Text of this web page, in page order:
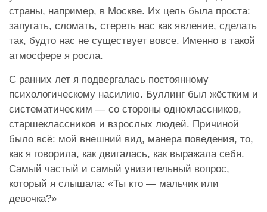
страны, например, в Москве. Их цель была проста:
запугать, сломать, стереть нас как явление, сделать
так, будто нас не существует вовсе. Именно в такой
атмосфере я росла.
С ранних лет я подвергалась постоянному
психологическому насилию. Буллинг был жёстким и
систематическим — со стороны одноклассников,
старшеклассников и взрослых людей. Причиной
было всё: мой внешний вид, манера поведения, то,
как я говорила, как двигалась, как выражала себя.
Самый частый и самый унизительный вопрос,
который я слышала: «Ты кто — мальчик или
девочка?»